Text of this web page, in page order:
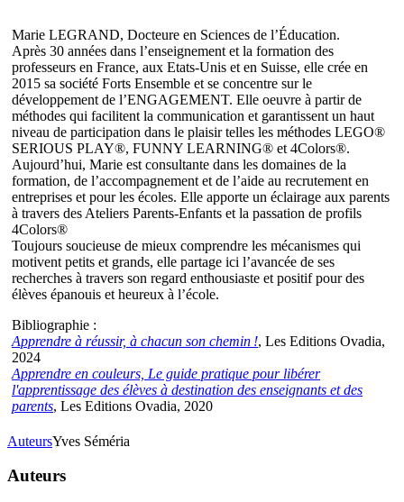
Marie LEGRAND, Docteure en Sciences de l’Éducation.
Après 30 années dans l’enseignement et la formation des
professeurs en France, aux Etats-Unis et en Suisse, elle crée en
2015 sa société Forts Ensemble et se concentre sur le
développement de l’ENGAGEMENT. Elle oeuvre à partir de
méthodes qui facilitent la communication et garantissent un haut
niveau de participation dans le plaisir telles les méthodes LEGO®
SERIOUS PLAY®, FUNNY LEARNING® et 4Colors®.
Aujourd’hui, Marie est consultante dans les domaines de la
formation, de l’accompagnement et de l’aide au recrutement en
entreprises et pour les écoles. Elle apporte un éclairage aux parents
à travers des Ateliers Parents-Enfants et la passation de profils
4Colors®
Toujours soucieuse de mieux comprendre les mécanismes qui
motivent petits et grands, elle partage ici l’avancée de ses
recherches à travers son regard enthousiaste et positif pour des
élèves épanouis et heureux à l’école.
Bibliographie :
Apprendre à réussir, à chacun son chemin !, Les Editions Ovadia,
2024
Apprendre en couleurs, Le guide pratique pour libérer
l'apprentissage des élèves à destination des enseignants et des
parents, Les Editions Ovadia, 2020
AuteursYves Séméria
Auteurs